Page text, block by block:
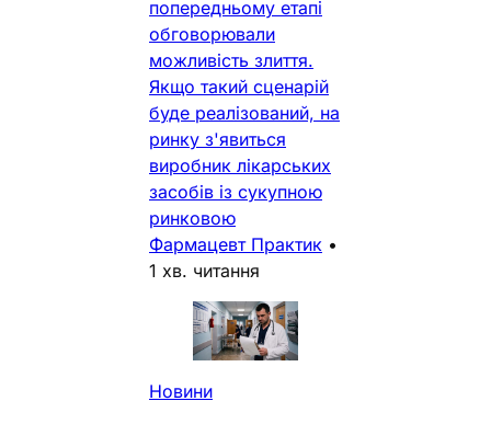
попередньому етапі
обговорювали
можливість злиття.
Якщо такий сценарій
буде реалізований, на
ринку з'явиться
виробник лікарських
засобів із сукупною
ринковою
Фармацевт Практик •
1 хв. читання
Новини